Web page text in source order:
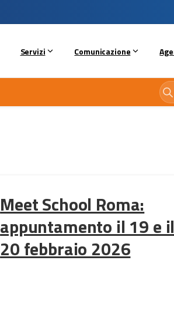
Servizi Comunicazione
Meet School Roma:
appuntamento il 19 e il
20 febbraio 2026